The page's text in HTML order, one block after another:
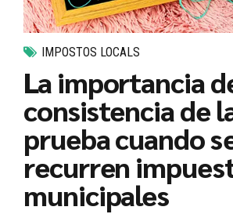
IMPOSTOS LOCALS
La importancia
consistencia de
prueba cuando
recurren
municipales